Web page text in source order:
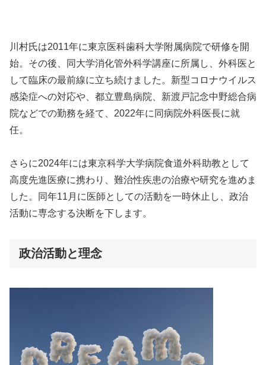
川村氏は2011年に東京医科歯科大学附属病院で研修を開
始。その後、同大学消化管外科学講座に所属し、外科医と
して臨床の最前線に立ち続けました。新型コロナウイルス
感染症への対応や、都立豊島病院、新渡戸記念中野総合病
院などでの勤務を経て、2022年に同病院外科医長に就
任。
さらに2024年には東京科学大学病院食道外科助教として
高度先進医療に携わり、難治性疾患の治療や研究を進めま
した。同年11月に医師としての活動を一時休止し、政治
活動に専念する決断を下します。
政治活動と理念